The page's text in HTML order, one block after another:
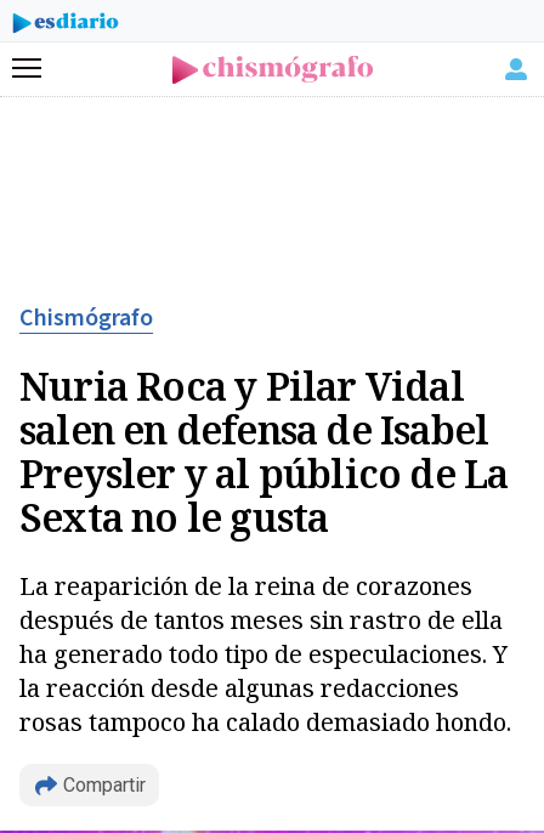
Menú
Chismógrafo
Nuria Roca y Pilar Vidal
salen en defensa de Isabel
Preysler y al público de La
Sexta no le gusta
La reaparición de la reina de corazones
después de tantos meses sin rastro de ella
ha generado todo tipo de especulaciones. Y
la reacción desde algunas redacciones
rosas tampoco ha calado demasiado hondo.
Compartir